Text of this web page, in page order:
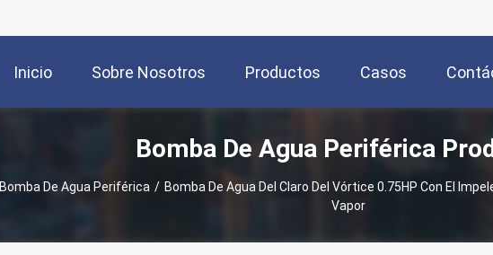
Inicio Sobre Nosotros Productos Casos
Bomba De Agua Periférica
Bomba De Agua Periférica / Bomba De Agua Del Claro Del Vórtice 0.75HP Con El
Vapor